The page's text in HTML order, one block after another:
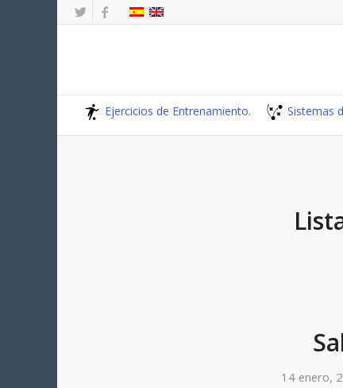
Ejercicios de Entrenamiento. Sistemas
14 enero,